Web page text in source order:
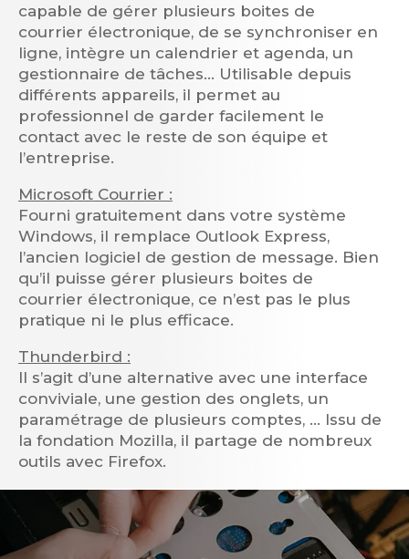
capable de gérer plusieurs boites de
courrier électronique, de se synchroniser en
ligne, intègre un calendrier et agenda, un
gestionnaire de tâches… Utilisable depuis
différents appareils, il permet au
professionnel de garder facilement le
contact avec le reste de son équipe et
l’entreprise.
Microsoft Courrier :
Fourni gratuitement dans votre système
Windows, il remplace Outlook Express,
l’ancien logiciel de gestion de message. Bien
qu’il puisse gérer plusieurs boites de
courrier électronique, ce n’est pas le plus
pratique ni le plus efficace.
Thunderbird :
Il s’agit d’une alternative avec une interface
conviviale, une gestion des onglets, un
paramétrage de plusieurs comptes, … Issu de
la fondation Mozilla, il partage de nombreux
outils avec Firefox.